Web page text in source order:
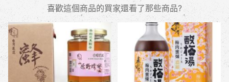
喜歡這個商品的買家還看了那些商品?